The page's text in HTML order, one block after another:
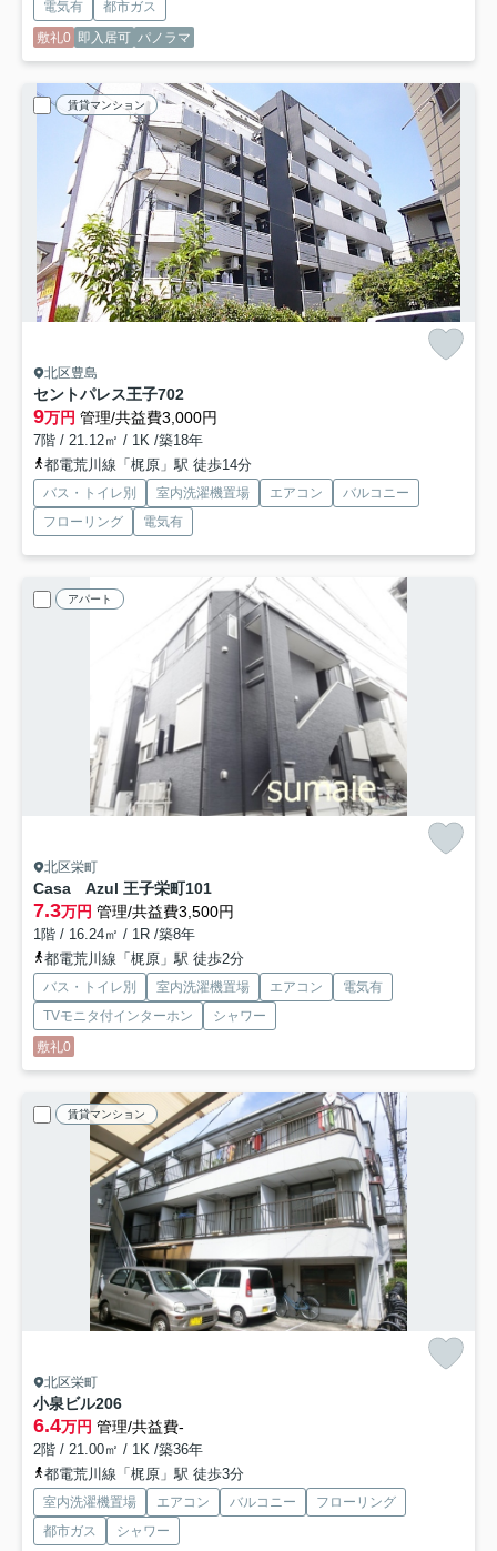
電気有
都市ガス
敷礼0 即入居可 パノラマ
賃貸マンション
北区豊島
セントパレス王子702
9万円 管理/共益費3,000円
7階 / 21.12㎡ / 1K /築18年
都電荒川線「梶原」駅 徒歩14分
バス・トイレ別 室内洗濯機置場 エアコン
バルコニー
フローリング
電気有
アパート
北区栄町
Casa Azul 王子栄町101
7.3万円 管理/共益費3,500円
1階 / 16.24㎡ / 1R /築8年
都電荒川線「梶原」駅 徒歩2分
バス・トイレ別 室内洗濯機置場 エアコン
電気有
TVモニタ付インターホン
シャワー
敷礼0
賃貸マンション
北区栄町
小泉ビル206
6.4万円 管理/共益費-
2階 / 21.00㎡ / 1K /築36年
都電荒川線「梶原」駅 徒歩3分
室内洗濯機置場 エアコン バルコニー
フローリング
都市ガス
シャワー